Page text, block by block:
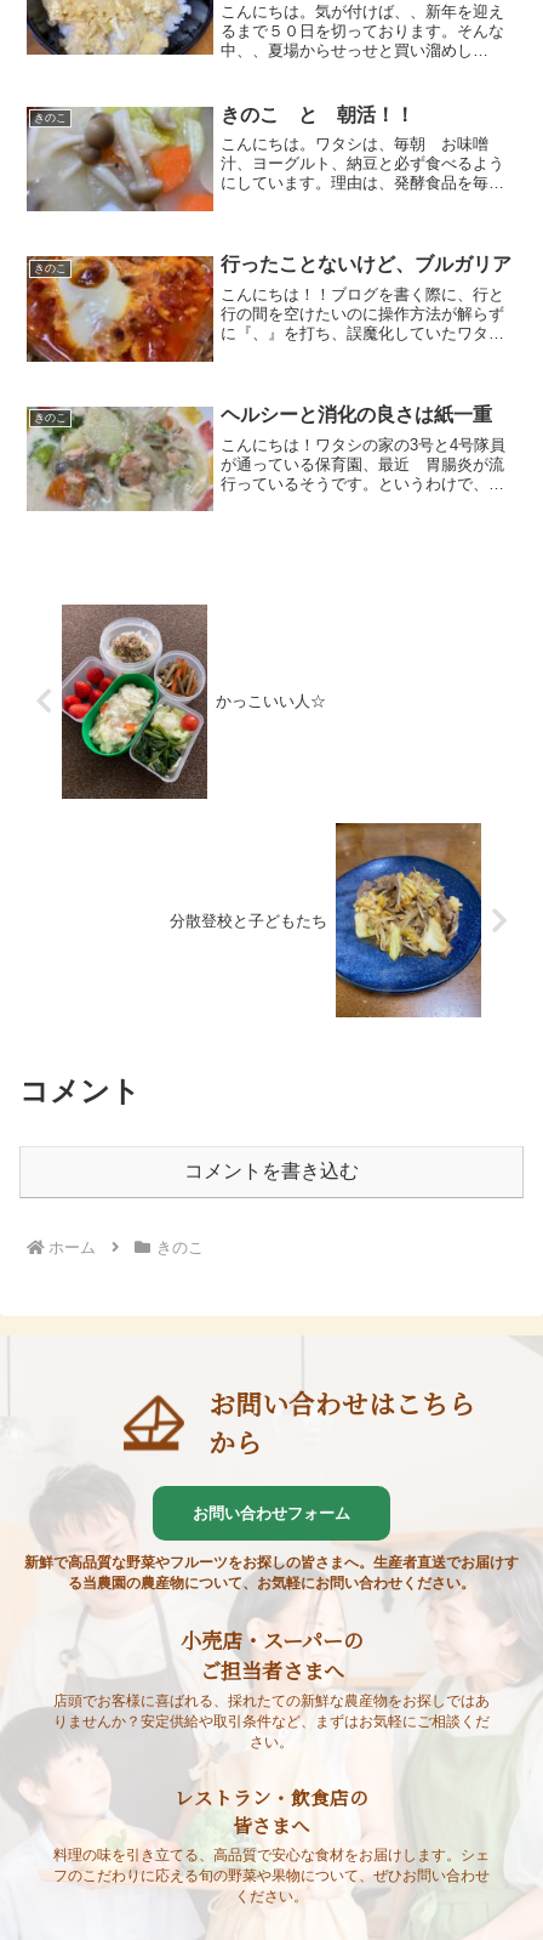
こんにちは。気が付けば、、新年を迎え
るまで５０日を切っております。そんな
中、、夏場からせっせと買い溜めし
ました。今日から何を楽しみに生きて行
けばと思うと、、悲しいです。も...
きのこ きのこ と 朝活！！
こんにちは。ワタシは、毎朝 お味噌
汁、ヨーグルト、納豆と必ず食べるよう
にしています。理由は、発酵食品を毎朝
味噌汁を作る事。お湯を沸...
きのこ 行ったことないけど、ブルガリア
こんにちは！！ブログを書く際に、行と
行の間を空けたいのに操作方法が解らず
に『、』を打ち、誤魔化していたワタシ
て、本日の夕飯は、、...
きのこ ヘルシーと消化の良さは紙一重
こんにちは！ワタシの家の3号と4号隊員
が通っている保育園、最近 胃腸炎が流
行っているそうです。というわけで、今
かっこいい人☆
分散登校と子どもたち
コメント
コメントを書き込む
ホーム きのこ
お問い合わせはこちら
から
お問い合わせフォーム
新鮮で高品質な野菜やフルーツをお探しの皆さまへ。生産者直送でお届けす
る当農園の農産物について、お気軽にお問い合わせください。
小売店・スーパーの
ご担当者さまへ
店頭でお客様に喜ばれる、採れたての新鮮な農産物をお探しではあ
りませんか？安定供給や取引条件など、まずはお気軽にご相談くだ
さい。
レストラン・飲食店の
皆さまへ
料理の味を引き立てる、高品質で安心な食材をお届けします。シェ
フのこだわりに応える旬の野菜や果物について、ぜひお問い合わせ
ください。